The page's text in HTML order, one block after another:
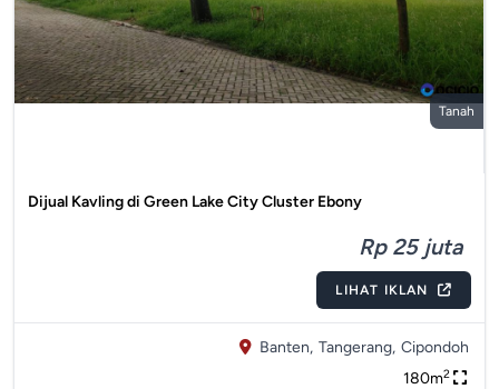
Tanah
Dijual Kavling di Green Lake City Cluster Ebony
Rp 25 juta
LIHAT IKLAN
Banten, Tangerang, Cipondoh
180m2